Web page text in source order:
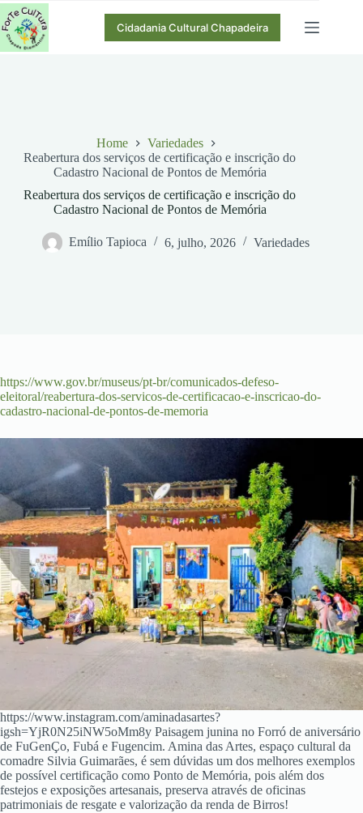
Pular
para
o
conteúdo
Cidadania Cultural Chapadeira
Home
Variedades
Reabertura dos serviços de certificação e inscrição do
Cadastro Nacional de Pontos de Memória
Reabertura dos serviços de certificação e inscrição do
Cadastro Nacional de Pontos de Memória
Emílio Tapioca 6, julho, 2026 Variedades
https://www.gov.br/museus/pt-br/comunicados-defeso-
eleitoral/reabertura-dos-servicos-de-certificacao-e-inscricao-do-
cadastro-nacional-de-pontos-de-memoria
https://www.instagram.com/aminadasartes?
igsh=YjR0N25iNW5oMm8y Paisagem junina no Forró de aniversário
de FuGenÇo, Fubá e Fugencim. Amina das Artes, espaço cultural da
comadre Silvia Guimarães, é sem dúvidas um dos melhores exemplos
de possível certificação como Ponto de Memória, pois além dos
festejos e exposições artesanais, preserva através de oficinas
patrimoniais de resgate e valorização da renda de Birros!